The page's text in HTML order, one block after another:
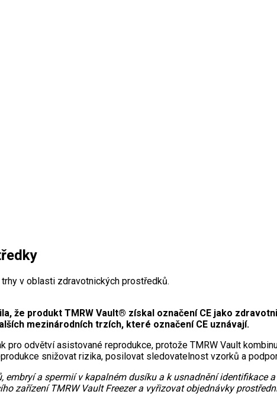
v oblasti zdravotnických prostředků.
že produkt TMRW Vault® získal označení CE jako
mezinárodních trzích, které označení CE uznávají.
odvětví asistované reprodukce, protože TMRW Vault
snižovat rizika, posilovat sledovatelnost vzorků a
a spermií v kapalném dusíku a k usnadnění identifikace
zařízení TMRW Vault Freezer a vyřizovat objednávky